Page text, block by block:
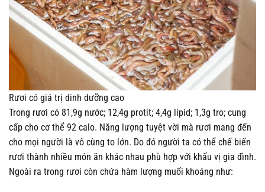
Rươi có giá trị dinh dưỡng cao
Trong rươi có 81,9g nước; 12,4g protit; 4,4g lipid; 1,3g tro; cung
cấp cho cơ thể 92 calo. Năng lượng tuyệt vời mà rươi mang đến
cho mọi người là vô cùng to lớn. Do đó người ta có thể chế biến
rươi thành nhiều món ăn khác nhau phù hợp với khẩu vị gia đình.
Ngoài ra trong rươi còn chứa hàm lượng muối khoáng như: